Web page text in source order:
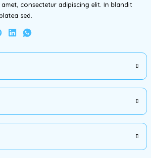
consectetur adipiscing elit. In blandit
sed.